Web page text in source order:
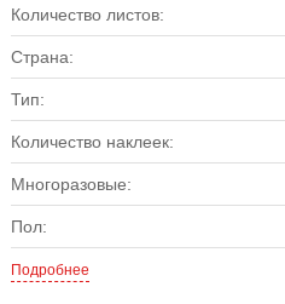
Количество листов:
Страна:
Тип:
Количество наклеек:
Многоразовые:
Пол:
Подробнее